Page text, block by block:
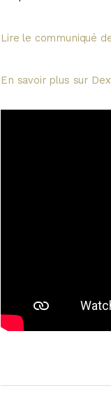
Lire le communiqué
En savoir plus sur